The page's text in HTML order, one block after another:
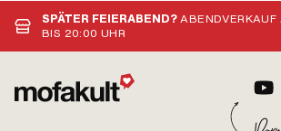
SPÄTER FEIERABEND?ABENDVERKAUF
BIS 20:00 UHR